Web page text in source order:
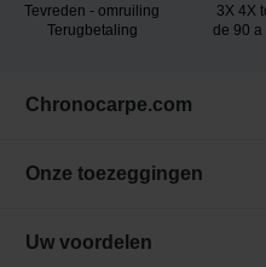
Tevreden - omruiling
Terugbetaling
3X 4X
de 90 a
Chronocarpe.com
Onze toezeggingen
Uw voordelen